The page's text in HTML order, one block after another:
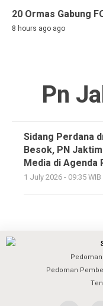
20 Ormas Gabung
8 hours ago ago
Pn
Sidang Perdana
Besok, PN
Media di Agenda
1 July 2026 - 09:35 WIB
Pedoman